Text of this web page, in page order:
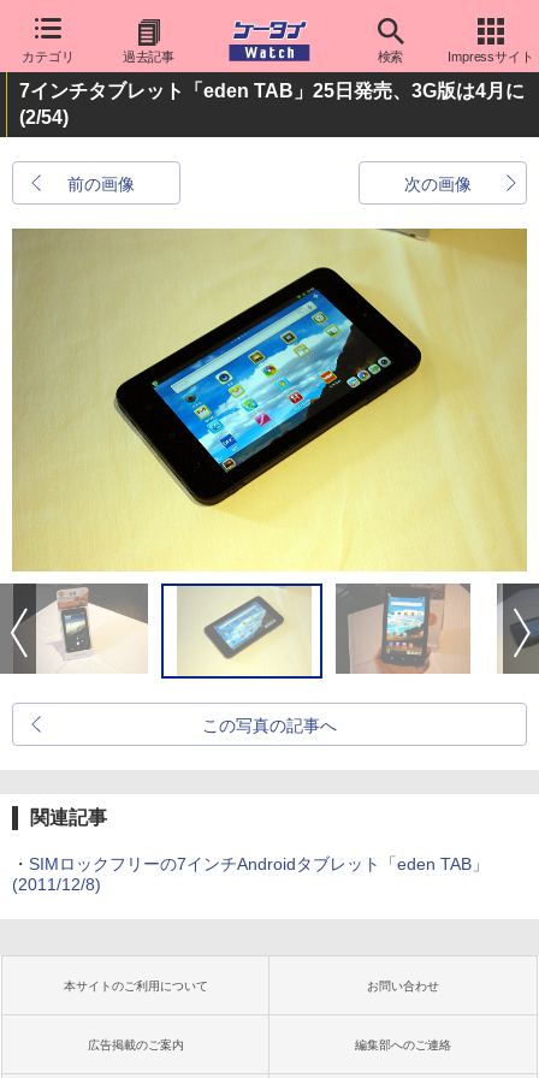
カテゴリ 過去記事 検索 Impressサイト
7インチタブレット「eden TAB」25日発売、3G版は4月に
(2/54)
前の画像 次の画像
この写真の記事へ
関連記事
・ SIMロックフリーの7インチAndroidタブレット「eden TAB」
(2011/12/8)
本サイトのご利用について お問い合わせ
広告掲載のご案内 編集部へのご連絡